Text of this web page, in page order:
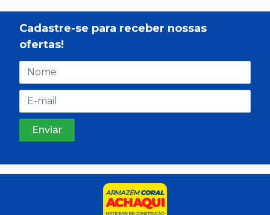
Cadastre-se para receber nossas
ofertas!